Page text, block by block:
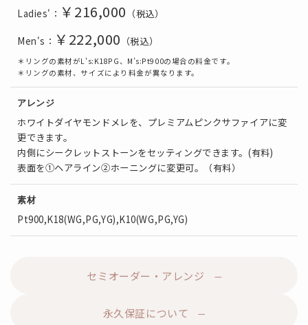
Ladies'： ￥216,000 （税込）
Men's： ￥222,000 （税込）
＊リングの素材がL's:K18PG、M’s:Pt900の場合の料金です。
＊リングの素材、サイズにより料金が異なります。
アレンジ
ホワイトダイヤモンドメレを、プレミアムピンクサファイアに変
更できます。
内側にシークレットストーンをセッティングできます。(有料)
表面を①ヘアライン②ホーニングに変更可。（有料）
素材
Pt900,K18(WG,PG,YG),K10(WG,PG,YG)
セミオーダー・アレンジ
永久保証について